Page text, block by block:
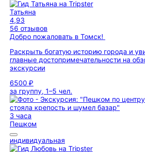
Татьяна
4,93
56 отзывов
Добро пожаловать в Томск!
Раскрыть богатую историю города и
главные достопримечательности на
экскурсии
6500 ₽
за группу, 1–5 чел.
3 часа
Пешком
индивидуальная